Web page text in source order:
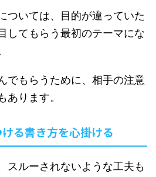
ついては、目的が違っていた
してもらう最初のテーマにな
でもらうために、相手の注意
あります。
る書き方を心掛ける
スルーされないような工夫も